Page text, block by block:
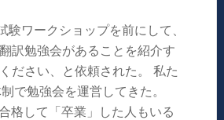
験ワークショップを前にして、
訳勉強会があることを紹介す
ださい、と依頼された。 私た
で勉強会を運営してきた。
格して「卒業」した人もいる